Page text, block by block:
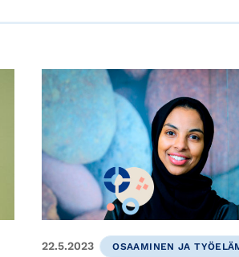
22.5.2023 OSAAMINEN JA